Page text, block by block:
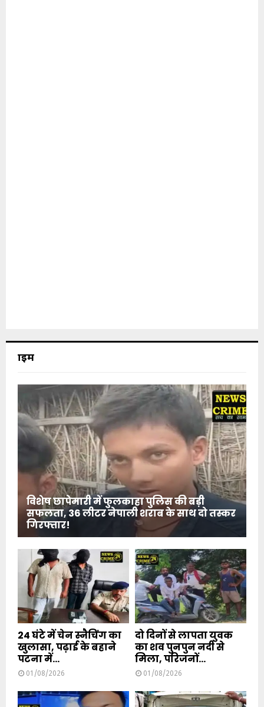
क्राइम
विशेष छापेमारी में फुलकाहा पुलिस की बड़ी
सफलता, 36 लीटर नेपाली शराब के साथ दो तस्कर
गिरफ्तार!
24 घंटे में चेन स्नैचिंग का
खुलासा, पढ़ाई के बहाने
पटना में...
01/08/2026
दो दिनों से लापता युवक
का शव पुनपुन नदी से
मिला, परिजनों...
01/08/2026